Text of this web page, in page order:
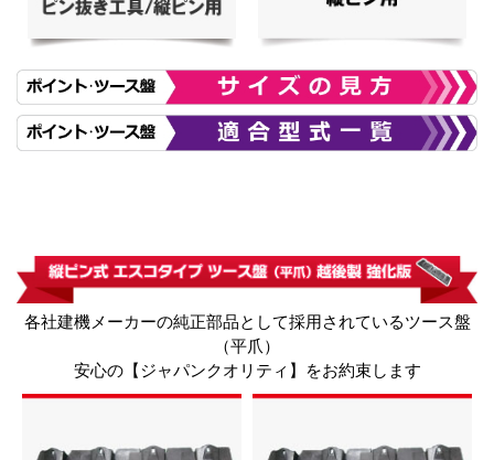
各社建機メーカーの純正部品として採用されているツース盤
（平爪）
安心の【ジャパンクオリティ】をお約束します